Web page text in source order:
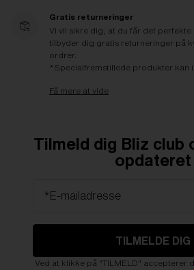
Gratis returneringer
Vi vil sikre dig, at du får det
tilbyder dig gratis returneringer på
ordrer.
*Specialfremstillede produkter kan
Få mere at vide
Tilmeld dig Bliz club
opdateret
*E-mailadresse
TILMELDE DIG
Ved at klikke på "TILMELD" accepterer